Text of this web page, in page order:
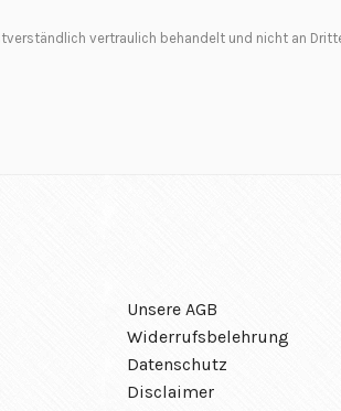
vertraulich behandelt und nicht an
Unsere AGB
Widerrufsbelehrung
Datenschutz
Disclaimer